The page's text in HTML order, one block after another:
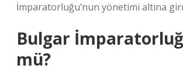
İmparatorluğu’nun yönetimi altına
Bulgar
mü?